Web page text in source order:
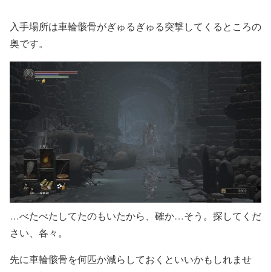
入手場所は車輪骸骨がぎゅるぎゅる突撃してくるところの
奥です。
…べたべたしてたのもいたから、確か…そう。探してくだ
さい、各々。
先に車輪骸骨を何匹か減らしておくといいかもしれませ